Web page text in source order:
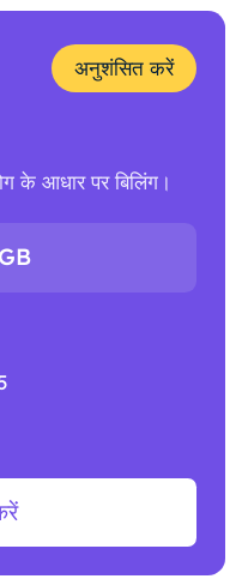
अनुशंसित करें
के आधार पर बिलिंग।